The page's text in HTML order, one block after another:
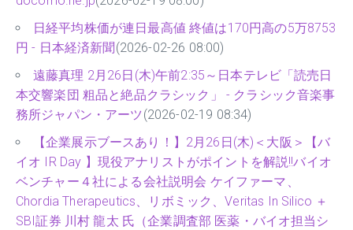
日経平均株価が連日最高値 終値は170円高の5万8753
円 - 日本経済新聞 (2026-02-26 08:00)
遠藤真理 2月26日(木)午前2:35～日本テレビ「読売日
本交響楽団 粗品と絶品クラシック」 - クラシック音楽事
務所ジャパン・アーツ(2026-02-19 08:34)
【企業展示ブースあり！】2月26日(木)＜大阪＞【バ
イオ IR Day 】現役アナリストがポイントを解説!!バイオ
ベンチャー４社による会社説明会 ケイファーマ、
Chordia Therapeutics、リボミック、Veritas In Silico ＋
SBI証券 川村 龍太 氏（企業調査部 医薬・バイオ担当シ